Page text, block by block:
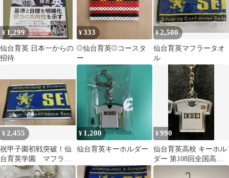
¥ 1,299
仙台育英 日本一からの
招待
¥333
⚾️仙台育英⚾️コースタ
ー
¥2,500
仙台育英マフラータオ
ル
¥ 2,455
祝甲子園初戦突破！仙
台育英学園 マフラー
タオル 新品未使用
¥ 1,200
仙台育英キーホルダー
¥990
仙台育英高校 キーホル
ダー 第108回全国高校
野球選手権大会